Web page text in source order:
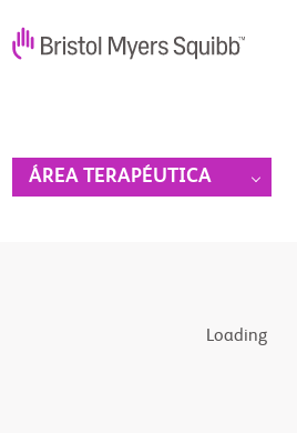
ÁREA TERAPÉUTICA
Loading